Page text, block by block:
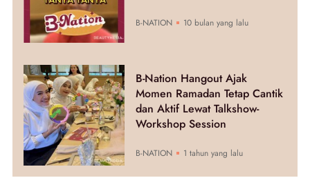
B-NATION 10 bulan yang lalu
B-Nation Hangout Ajak
Momen Ramadan Tetap Cantik
dan Aktif Lewat Talkshow-
Workshop Session
B-NATION 1 tahun yang lalu